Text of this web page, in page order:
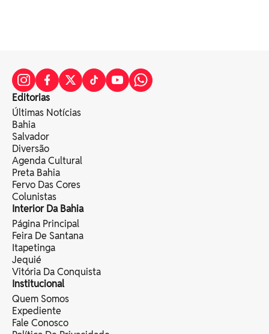
Editorias
Últimas Notícias
Bahia
Salvador
Diversão
Agenda Cultural
Preta Bahia
Fervo Das Cores
Colunistas
Interior Da Bahia
Página Principal
Feira De Santana
Itapetinga
Jequié
Vitória Da Conquista
Institucional
Quem Somos
Expediente
Fale Conosco